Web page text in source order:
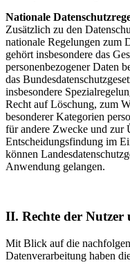
Nationale
Zusätzlich zu den
nationale Regelungen zum
gehört insbesondere das
personenbezogener Daten
das
insbesondere
Recht auf Löschung, zum
besonderer Kategorien
für andere Zwecke und zur
Entscheidungsfindung im
können
Anwendung gelangen.
II. Rechte der Nutzer
Mit Blick auf die
Datenverarbeitung haben